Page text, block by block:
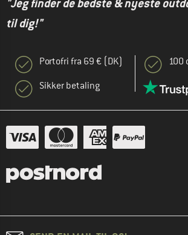
"Jeg finder de bedste & nyeste
til dig!"
Portofri fra 69 € (DK)
Sikker betaling
100